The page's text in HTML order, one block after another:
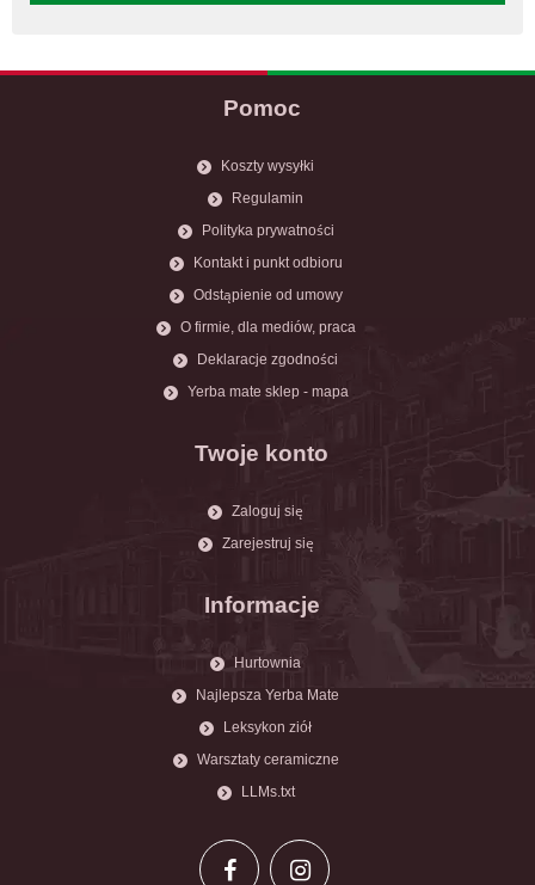
Pomoc
Koszty wysyłki
Regulamin
Polityka prywatności
Kontakt i punkt odbioru
Odstąpienie od umowy
O firmie, dla mediów, praca
Deklaracje zgodności
Yerba mate sklep - mapa
Twoje konto
Zaloguj się
Zarejestruj się
Informacje
Hurtownia
Najlepsza Yerba Mate
Leksykon ziół
Warsztaty ceramiczne
LLMs.txt